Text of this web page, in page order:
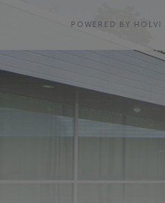
POWERED BY HOLVI